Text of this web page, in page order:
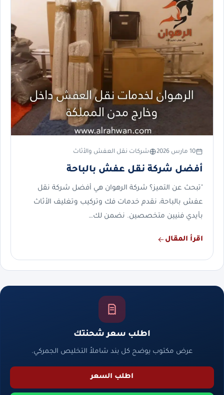
10 مارس 2026 شركات نقل العفش والأثاث
أفضل شركة نقل عفش بالباحة
"تبحث عن التميز؟ شركة الرهوان هي أفضل شركة نقل
عفش بالباحة، نقدم خدمات فك وتركيب وتغليف الأثاث
بأيدي فنيين متخصصين. نضمن لك…
اقرأ المقال
اطلب سعر شحنتك
عرض مكتوب يوضح كل بند شاملاً التخليص الجمركي.
اطلب السعر